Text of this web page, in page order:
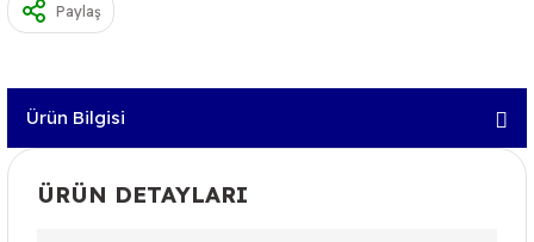
Paylaş
Ürün Bilgisi
ÜRÜN DETAYLARI